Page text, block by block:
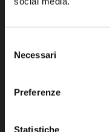
delNecessari
Preferenze
Statistiche